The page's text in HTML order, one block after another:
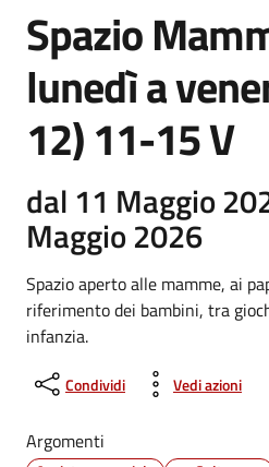
Spazio
lunedì a
12) 11-15 V
dal 11 Maggio
Maggio 2026
Spazio aperto alle mamme, ai
riferimento dei bambini, tra
infanzia.
Condividi Vedi azioni
Argomenti